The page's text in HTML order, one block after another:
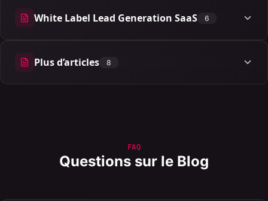
White Label Lead Generation SaaS 6
6 articles
Plus d’articles 8
8 articles
FAQ
Questions sur le Blog